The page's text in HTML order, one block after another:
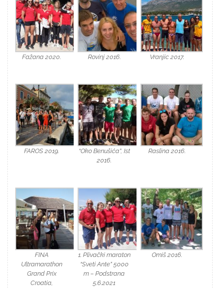
Fažana 2020. Rovinj 2016. Vranjic 2017.
FAROS 2019.
“Oko Benušića”, Ist
2016.
Raslina 2016.
FINA
Ultramarathon
Grand Prix
Croatia,
1. Plivački maraton
“Sveti Ante” 5000
m – Podstrana
5.6.2021
Omiš 2016.